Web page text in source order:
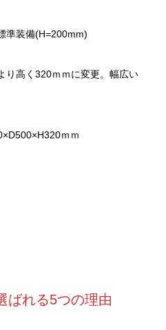
準装備(H=200mm)
高く320ｍｍに変更。幅広い
ｍｍ
ばれる5つの理由